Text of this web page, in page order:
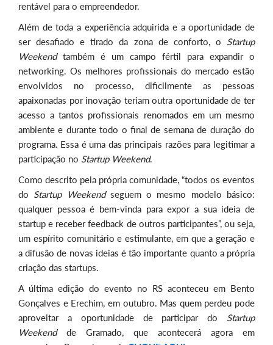
rentável para o empreendedor.
Além de toda a experiência adquirida e a oportunidade de
ser desafiado e tirado da zona de conforto, o Startup
Weekendtambém é um campo fértil para expandir o
networking. Os melhores profissionais do mercado estão
envolvidos no processo, dificilmente as pessoas
apaixonadas por inovação teriam outra oportunidade de ter
acesso a tantos profissionais renomados em um mesmo
ambiente e durante todo o final de semana de duração do
programa. Essa é uma das principais razões para legitimar a
participação no Startup Weekend.
Como descrito pela própria comunidade, “todos os eventos
do Startup Weekend seguem o mesmo modelo básico:
qualquer pessoa é bem-vinda para expor a sua ideia de
startup e receber feedback de outros participantes”, ou seja,
um espírito comunitário e estimulante, em que a geração e
a difusão de novas ideias é tão importante quanto a própria
criação das startups.
A última edição do evento no RS aconteceu em Bento
Gonçalves e Erechim, em outubro. Mas quem perdeu pode
aproveitar a oportunidade de participar do Startup
Weekendde Gramado, que acontecerá agora em